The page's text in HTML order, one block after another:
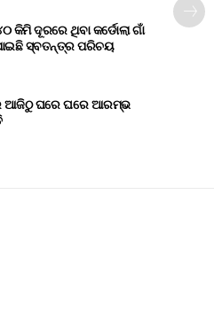
କିମି ଦୂରରେ ଥିବା କର୍ଡୋଲା ଗାଁ
ସ୍ବତନ୍ତ୍ର ପରିଚୟ
ଆଜିଠୁ ଘରେ ଘରେ ଆରମ୍ଭ